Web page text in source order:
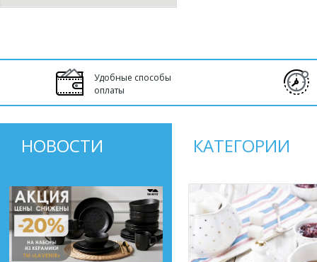
Удобные способы
оплаты
НОВОСТИ КАТЕГОРИИ